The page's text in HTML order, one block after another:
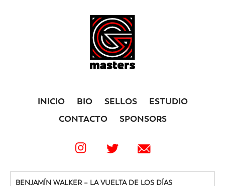
INICIO BIO SELLOS
ESTUDIO
CONTACTO
SPONSORS
BENJAMÍN WALKER – LA VUELTA DE LOS DÍAS